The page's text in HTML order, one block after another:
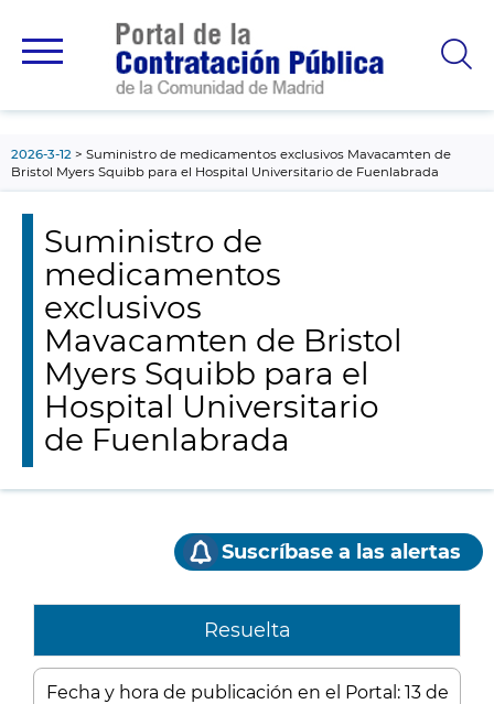
principal
2026-3-12
Suministro de medicamentos exclusivos Mavacamten de
Bristol Myers Squibb para el Hospital Universitario de Fuenlabrada
Suministro de
medicamentos
exclusivos
Mavacamten de Bristol
Myers Squibb para el
Hospital Universitario
de Fuenlabrada
Suscríbase a las alertas
Resuelta
Fecha y hora de publicación en el Portal: 13 de